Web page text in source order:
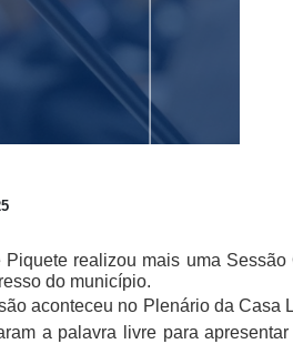
realizou mais uma
do município.
aconteceu no Plenário da
a palavra livre para